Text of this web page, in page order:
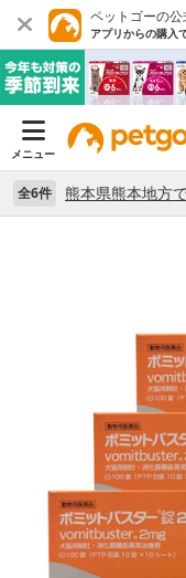
ペットゴーの公
アプリからの購入
メニュー
全6件